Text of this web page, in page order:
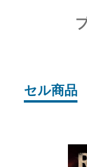
セル商品